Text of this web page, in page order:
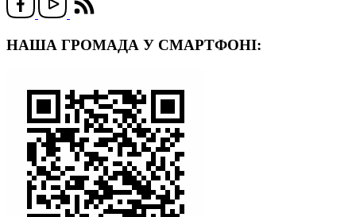
НАША ГРОМАДА У СМАРТФОНІ: